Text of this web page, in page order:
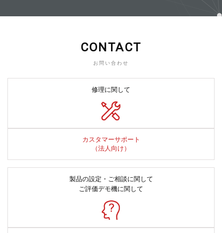
CONTACT
お問い合わせ
修理に関して
カスタマーサポート
（法人向け）
製品の設定・ご相談に関して
ご評価デモ機に関して